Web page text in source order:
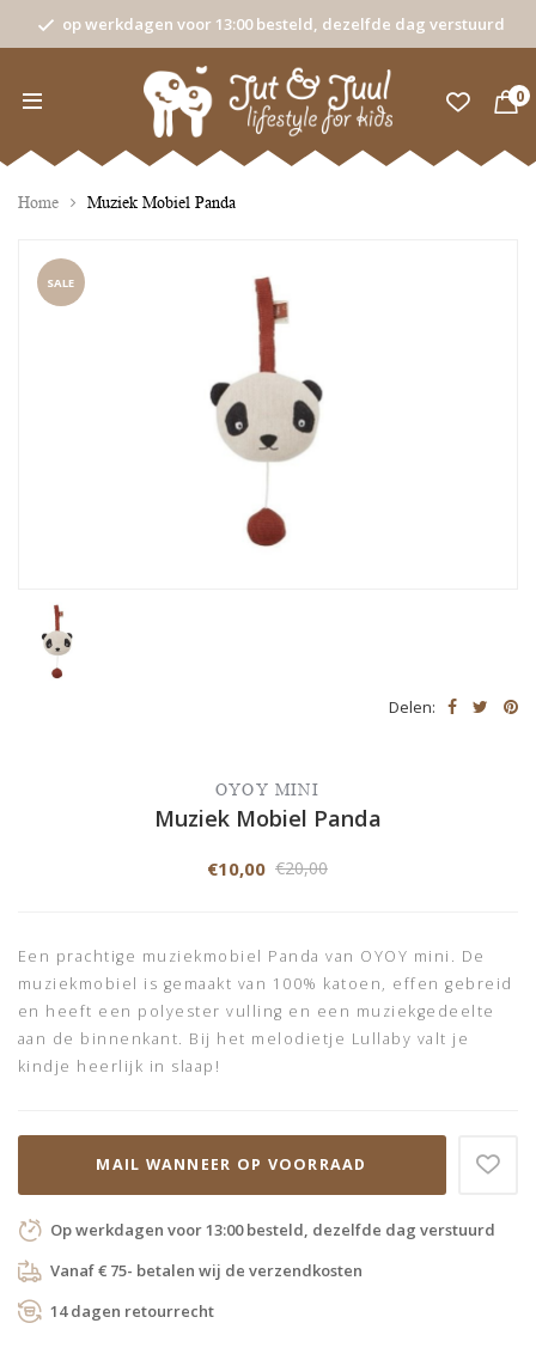
op werkdagen voor 13:00 besteld, dezelfde dag verstuurd
0
Home Muziek Mobiel Panda
SALE
Delen:
OYOY MINI
Muziek Mobiel Panda
€10,00 €20,00
Een prachtige muziekmobiel Panda van OYOY mini. De
muziekmobiel is gemaakt van 100% katoen, effen gebreid
en heeft een polyester vulling en een muziekgedeelte
aan de binnenkant. Bij het melodietje Lullaby valt je
kindje heerlijk in slaap!
MAIL WANNEER OP VOORRAAD
Op werkdagen voor 13:00 besteld, dezelfde dag verstuurd
Vanaf € 75- betalen wij de verzendkosten
14 dagen retourrecht